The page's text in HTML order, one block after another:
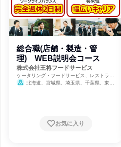
総合職(店舗・製造・管
理) WEB説明会コース
株式会社王将フードサービス
ケータリング・フードサービス、レストラ
ン・カフェ、食品・飲料メーカー
北海道、宮城県、埼玉県、千葉県、東京
徳島県、香川県、愛媛県、福岡県、佐賀県、
長崎県、熊本県、大分県
お気に入り